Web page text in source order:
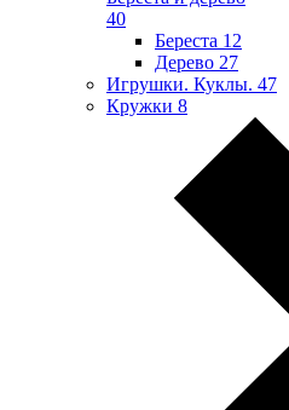
40
Береста 12
Дерево 27
Игрушки. Куклы. 47
Кружки 8